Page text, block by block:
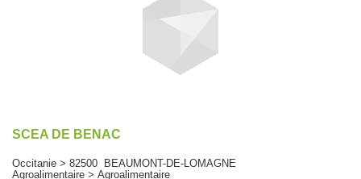
SCEA DE BENAC
Occitanie > 82500 BEAUMONT-DE-LOMAGNE
Agroalimentaire > Agroalimentaire